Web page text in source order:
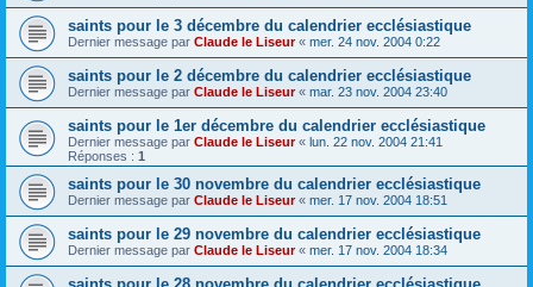
saints pour le 3 décembre du calendrier ecclésiastique
Dernier message par Claude le Liseur« mer. 24 nov. 2004 0:22
saints pour le 2 décembre du calendrier ecclésiastique
Dernier message par Claude le Liseur« mar. 23 nov. 2004 23:40
saints pour le 1er décembre du calendrier ecclésiastique
Dernier message par Claude le Liseur« lun. 22 nov. 2004 21:41
Réponses : 1
saints pour le 30 novembre du calendrier ecclésiastique
Dernier message par Claude le Liseur« mer. 17 nov. 2004 18:51
saints pour le 29 novembre du calendrier ecclésiastique
Dernier message par Claude le Liseur« mer. 17 nov. 2004 18:34
saints pour le 28 novembre du calendrier ecclésiastique